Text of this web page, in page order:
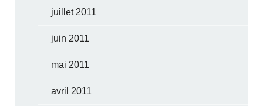
juillet 2011
juin 2011
mai 2011
avril 2011